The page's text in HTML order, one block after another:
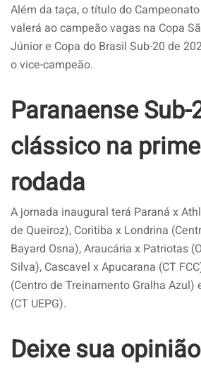
Além da taça, o título do
valerá ao campeão vagas na Copa
Júnior e Copa do Brasil Sub-20 de
o vice-campeão.
Paranaense
clássico na
rodada
A jornada inaugural terá Paraná x
de Queiroz), Coritiba x Londrina
Bayard Osna), Araucária x Patriotas
Silva), Cascavel x Apucarana (CT
(Centro de Treinamento Gralha Azul)
(CT UEPG).
Deixe sua opinião